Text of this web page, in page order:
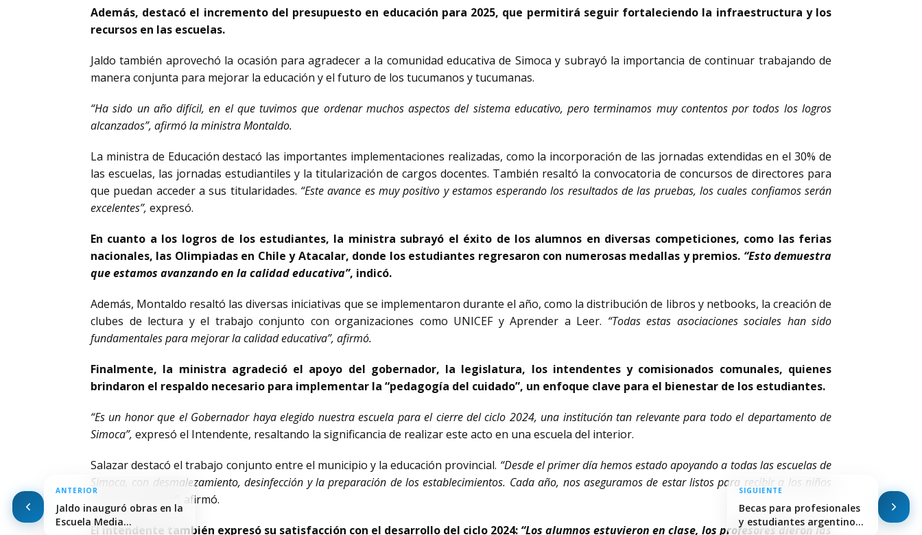
Además, destacó el incremento del presupuesto en educación para 2025, que permitirá seguir fortaleciendo la infraestructura y los
recursos en las escuelas.
Jaldo también aprovechó la ocasión para agradecer a la comunidad educativa de Simoca y subrayó la importancia de continuar trabajando de
manera conjunta para mejorar la educación y el futuro de los tucumanos y tucumanas.
“Ha sido un año difícil, en el que tuvimos que ordenar muchos aspectos del sistema educativo, pero terminamos muy contentos por todos los logros
alcanzados”, afirmó la ministra Montaldo.
La ministra de Educación destacó las importantes implementaciones realizadas, como la incorporación de las jornadas extendidas en el 30% de
las escuelas, las jornadas estudiantiles y la titularización de cargos docentes. También resaltó la convocatoria de concursos de directores para
que puedan acceder a sus titularidades. “Este avance es muy positivo y estamos esperando los resultados de las pruebas, los cuales confiamos serán
excelentes”, expresó.
En cuanto a los logros de los estudiantes, la ministra subrayó el éxito de los alumnos en diversas competiciones, como las ferias
nacionales, las Olimpiadas en Chile y Atacalar, donde los estudiantes regresaron con numerosas medallas y premios. “Esto demuestra
que estamos avanzando en la calidad educativa”, indicó.
Además, Montaldo resaltó las diversas iniciativas que se implementaron durante el año, como la distribución de libros y netbooks, la creación de
clubes de lectura y el trabajo conjunto con organizaciones como UNICEF y Aprender a Leer. “Todas estas asociaciones sociales han sido
fundamentales para mejorar la calidad educativa”, afirmó.
Finalmente, la ministra agradeció el apoyo del gobernador, la legislatura, los intendentes y comisionados comunales, quienes
brindaron el respaldo necesario para implementar la “pedagogía del cuidado”, un enfoque clave para el bienestar de los estudiantes.
“Es un honor que el Gobernador haya elegido nuestra escuela para el cierre del ciclo 2024, una institución tan relevante para todo el departamento de
Simoca”, expresó el Intendente, resaltando la significancia de realizar este acto en una escuela del interior.
Salazar destacó el trabajo conjunto entre el municipio y la educación provincial. “Desde el primer día hemos estado apoyando a todas las escuelas de
Simoca, con desmalezamiento, desinfección y la preparación de los establecimientos. Cada año, nos aseguramos de estar listos para recibir a los niños
afirmó.
El intendente también expresó su satisfacción con el desarrollo del ciclo 2024: “Los alumnos estuvieron en clase, los profesores dieron las
ANTERIOR
Jaldo inauguró obras en la
Escuela Media…
SIGUIENTE
Becas para profesionales
y estudiantes argentinos